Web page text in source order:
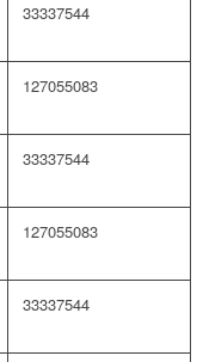
33337544
127055083
33337544
127055083
33337544